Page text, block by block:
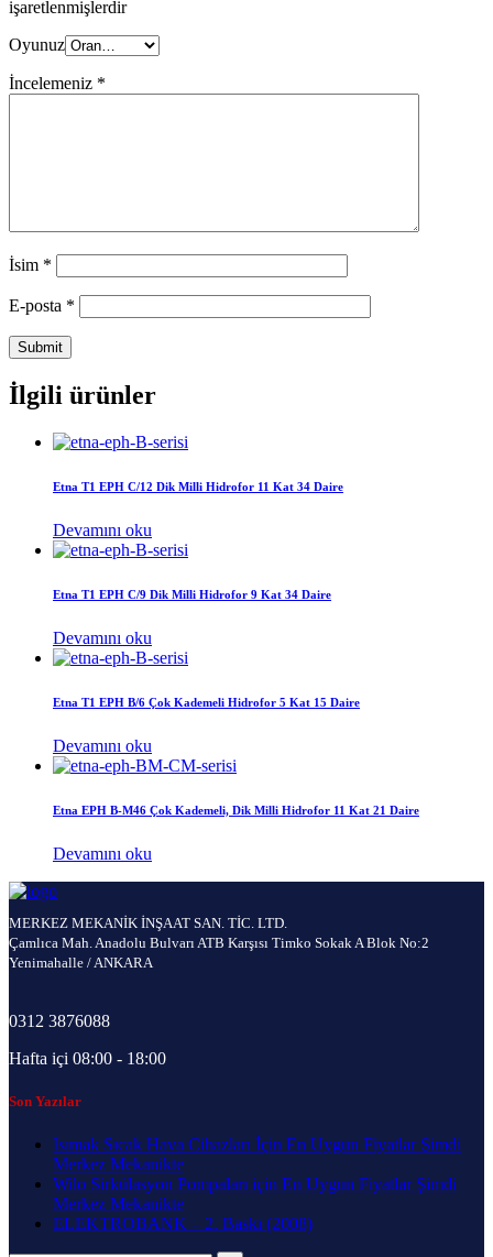
işaretlenmişlerdir
Oyunuz
İncelemeniz *
İsim *
E-posta *
İlgili ürünler
Etna T1 EPH C/12 Dik Milli Hidrofor 11 Kat 34 Daire
Devamını oku
Etna T1 EPH C/9 Dik Milli Hidrofor 9 Kat 34 Daire
Devamını oku
Etna T1 EPH B/6 Çok Kademeli Hidrofor 5 Kat 15 Daire
Devamını oku
Etna EPH B-M46 Çok Kademeli, Dik Milli Hidrofor 11 Kat 21 Daire
Devamını oku
MERKEZ MEKANİK İNŞAAT SAN. TİC. LTD.
Çamlıca Mah. Anadolu Bulvarı ATB Karşısı Timko Sokak A Blok No:2
Yenimahalle / ANKARA
0312 3876088
Hafta içi 08:00 - 18:00
Son Yazılar
Isımak Sıcak Hava Cihazları İçin En Uygun Fiyatlar Şimdi
Merkez Mekanikte
Wilo Sirkülasyon Pompaları için En Uygun Fiyatlar Şimdi
Merkez Mekanikte
ELEKTROBANK – 2. Baskı (2008)